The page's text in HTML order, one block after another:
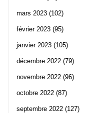
mars 2023 (102)
février 2023 (95)
janvier 2023 (105)
décembre 2022 (79)
novembre 2022 (96)
octobre 2022 (87)
septembre 2022 (127)